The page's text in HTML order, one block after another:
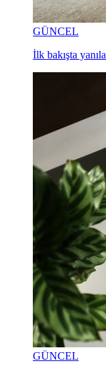
GÜNCEL
İlk bakışta
GÜNCEL